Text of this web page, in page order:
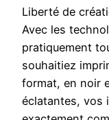
Liberté de
Avec les
pratiquement
souhaitiez
format, en noir
éclatantes, vos